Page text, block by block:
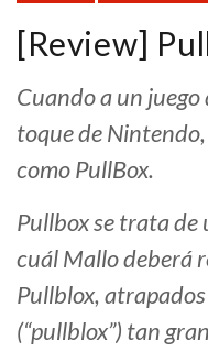
[Review]
Cuando a un juego
toque de
como PullBox.
Pullbox se trata de
cuál Mallo deberá
Pullblox,
(“pullblox”) tan